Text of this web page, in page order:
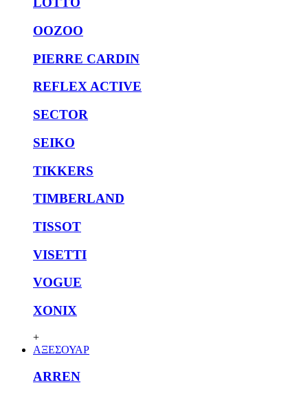
OOZOO
PIERRE CARDIN
REFLEX ACTIVE
SECTOR
SEIKO
TIKKERS
TIMBERLAND
TISSOT
VISETTI
VOGUE
XONIX
+
ΑΞΕΣΟΥΑΡ
ARREN